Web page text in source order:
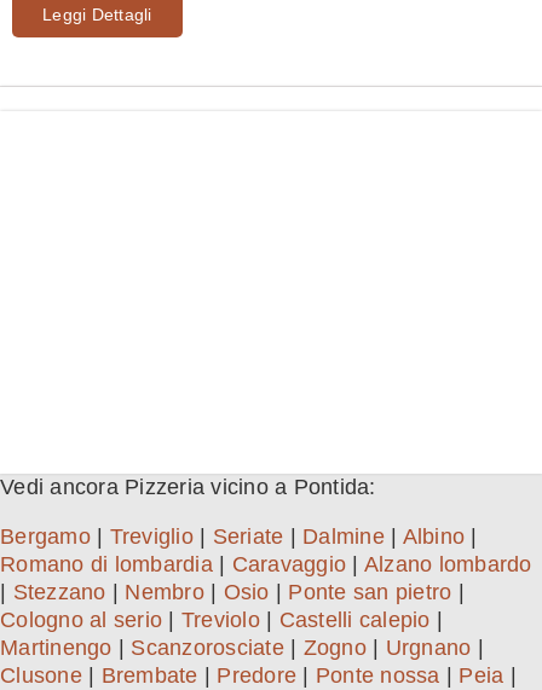
Leggi Dettagli
Vedi ancora Pizzeria vicino a Pontida:
Bergamo| Treviglio| Seriate Dalmine| Albino
Romano di lombardia| Caravaggio
Alzano lombardo
Stezzano Nembro| Osio Ponte san pietro
Cologno al serio
Treviolo| Castelli calepio
Martinengo
Scanzorosciate| Zogno| Urgnano
Clusone| Brembate Predore Ponte nossa Peia